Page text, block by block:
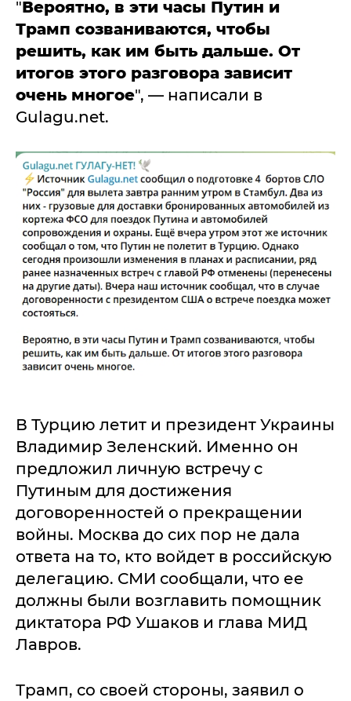
"Вероятно, в эти часы Путин и
Трамп созваниваются, чтобы
решить, как им быть дальше. От
итогов этого разговора зависит
очень многое", — написали в
Gulagu.net.
В Турцию летит и президент Украины
Владимир Зеленский. Именно он
предложил личную встречу с
Путиным для достижения
договоренностей о прекращении
войны. Москва до сих пор не дала
ответа на то, кто войдет в российскую
делегацию. СМИ сообщали, что ее
должны были возглавить помощник
диктатора РФ Ушаков и глава МИД
Лавров.
Трамп, со своей стороны, заявил о